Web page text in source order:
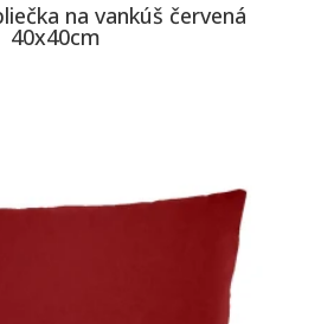
na vankúš červená
40x40cm